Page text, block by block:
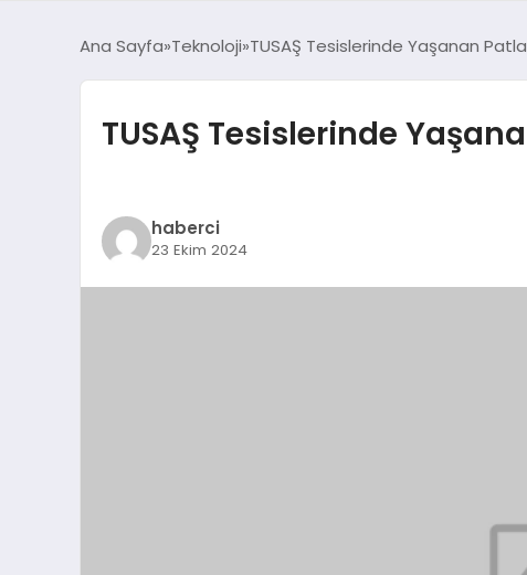
Ana Sayfa Teknoloji TUSAŞ Tesislerinde Yaşanan
TUSAŞ Tesislerinde
haberci
23 Ekim 2024